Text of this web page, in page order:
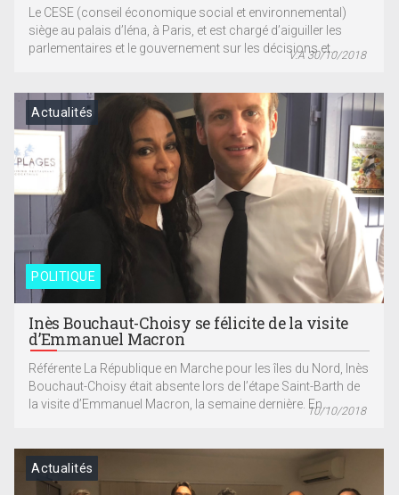
Le CESE (conseil économique social et environnemental)
siège au palais d’Iéna, à Paris, et est chargé d’aiguiller les
parlementaires et le gouvernement sur les décisions et...
V.A 30/10/2018
POLITIQUE
Actualités
Inès Bouchaut-Choisy se félicite de la visite
d’Emmanuel Macron
Référente La République en Marche pour les îles du Nord, Inès
Bouchaut-Choisy était absente lors de l’étape Saint-Barth de
la visite d’Emmanuel Macron, la semaine dernière. En...10/10/2018
Actualités